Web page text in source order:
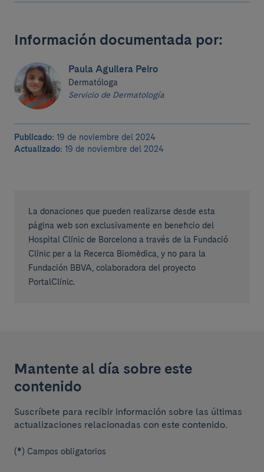
Información documentada por:
Paula Aguilera Peiro
Dermatóloga
Servicio de Dermatología
Publicado: 19 de noviembre del 2024
Actualizado: 19 de noviembre del 2024
La donaciones que pueden realizarse desde esta
página web son exclusivamente en beneficio del
Hospital Clínic de Barcelona a través de la Fundació
Clínic per a la Recerca Biomèdica, y no para la
Fundación BBVA, colaboradora del proyecto
PortalClínic.
Mantente al día sobre este
contenido
Suscríbete para recibir información sobre las últimas
actualizaciones relacionadas con este contenido.
(*) Campos obligatorios